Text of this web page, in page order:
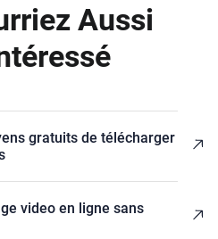
Aussi
gratuits de télécharger
video en ligne sans